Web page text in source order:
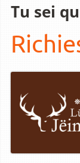
Tu sei